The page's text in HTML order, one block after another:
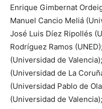
Enrique Gimbernat
Manuel Cancio Meliá
José Luis Díez Ripollés
Rodríguez Ramos
(Universidad de
(Universidad de La
(Universidad Pablo de
(Universidad de